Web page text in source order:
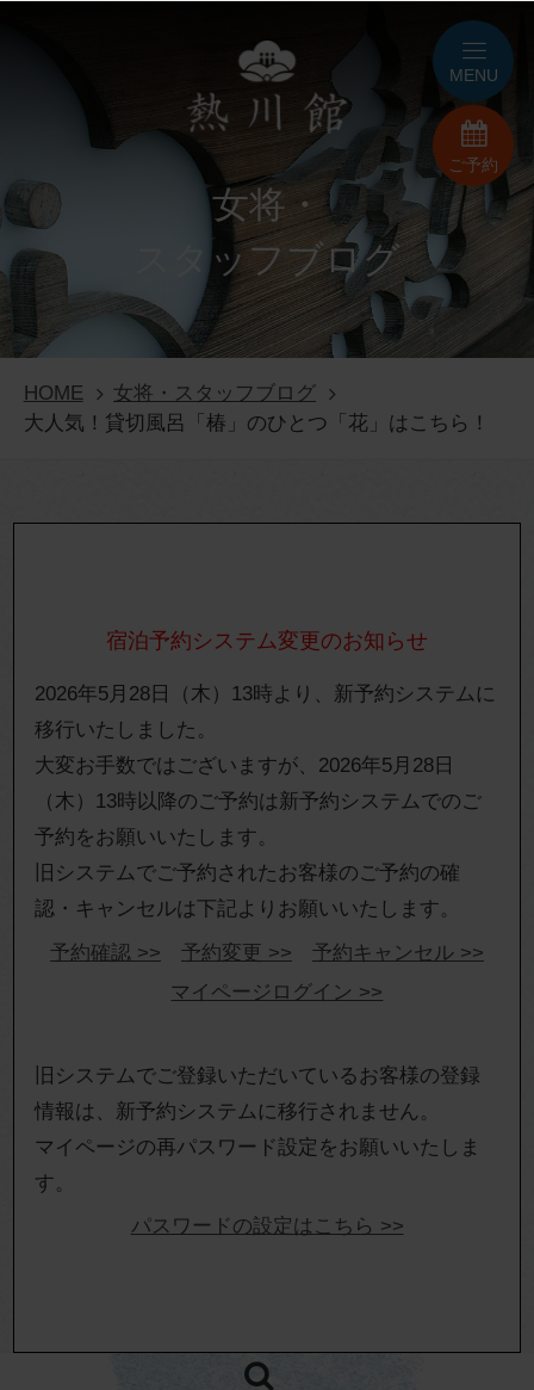
MENU
ご予約
女将・
スタッフブログ
HOME
女将・スタッフブログ
大人気！貸切風呂「椿」のひとつ「花」はこちら！
宿泊予約システム変更のお知らせ
2026年5月28日（木）13時より、新予約システムに
移行いたしました。
大変お手数ではございますが、2026年5月28日
（木）13時以降のご予約は新予約システムでのご
予約をお願いいたします。
旧システムでご予約されたお客様のご予約の確
認・キャンセルは下記よりお願いいたします。
予約確認 >>
予約変更 >>
予約キャンセル >>
マイページログイン >>
旧システムでご登録いただいているお客様の登録
情報は、新予約システムに移行されません。
マイページの再パスワード設定をお願いいたしま
す。
パスワードの設定はこちら >>